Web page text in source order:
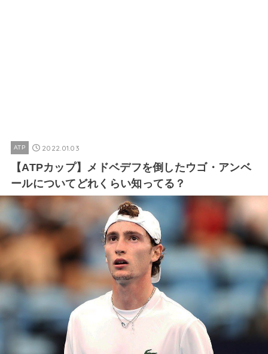
ATP 2022.01.03
【ATPカップ】メドベデフを倒したウゴ・アンベ
ールについてどれくらい知ってる？